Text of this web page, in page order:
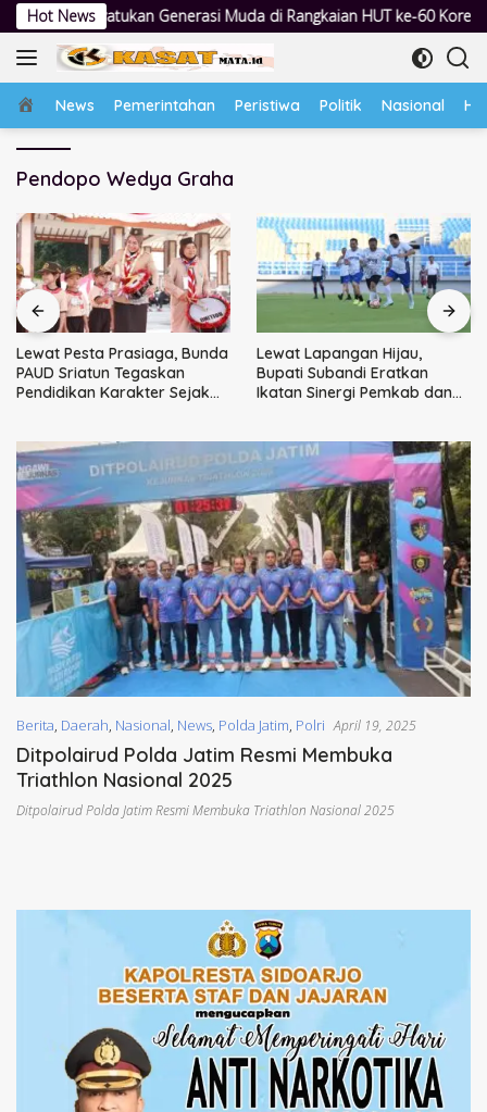
Langsung
ke
konten
Hot News
Generasi Muda di Rangkaian HUT ke-60 Korem Bhaskara Jaya
Home
News Pemerintahan Peristiwa Politik Nasional
Pendopo Wedya Graha
Lewat Pesta Prasiaga, Bunda
PAUD Sriatun Tegaskan
Pendidikan Karakter Sejak
Lewat Lapangan Hijau,
Bupati Subandi Eratkan
Ikatan Sinergi Pemkab dan
Berita, Daerah, Nasional, News, Polda Jatim, Polri April 19, 2025
Ditpolairud Polda Jatim Resmi Membuka
Triathlon Nasional 2025
Ditpolairud Polda Jatim Resmi Membuka Triathlon Nasional 2025